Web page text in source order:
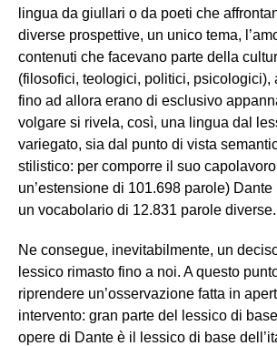
lingua da giullari o da poeti che
diverse prospettive, un unico tema,
contenuti che facevano parte della
(filosofici, teologici, politici, psicologici),
fino ad allora erano di esclusivo
volgare si rivela, così, una lingua dal
variegato, sia dal punto di vista
stilistico: per comporre il suo
un’estensione di 101.698 parole) Dante
un vocabolario di 12.831 parole diverse.
Ne consegue, inevitabilmente, un
lessico rimasto fino a noi. A questo
riprendere un’osservazione fatta in
intervento: gran parte del lessico di
opere di Dante è il lessico di base